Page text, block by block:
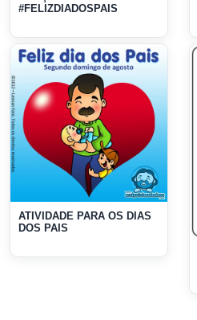
#FELIZDIADOSPAIS
ATIVIDADE PARA OS DIAS
DOS PAIS